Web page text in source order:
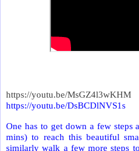
https://youtu.be/MsGZ4l3wKHM
https://youtu.be/DsBCDlNVS1s
One has to get down a few
mins) to reach this beautiful
similarly walk a few more steps